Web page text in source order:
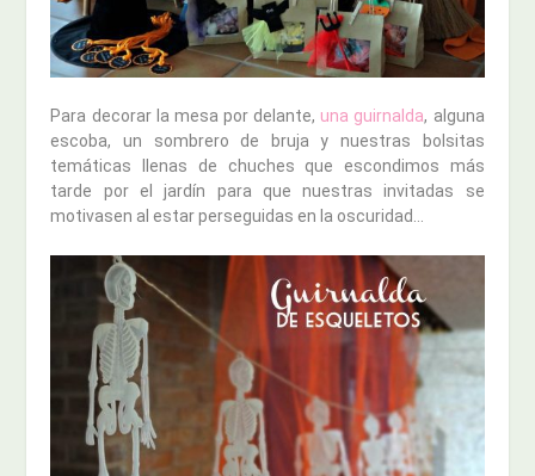
Para decorar la mesa por delante, una guirnalda, alguna
escoba, un sombrero de bruja y nuestras bolsitas
temáticas llenas de chuches que escondimos más
tarde por el jardín para que nuestras invitadas se
motivasen al estar perseguidas en la oscuridad…